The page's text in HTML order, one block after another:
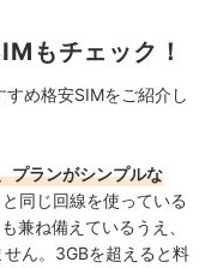
もチェック！
め格安SIMをご紹介し
プランがシンプルな
同じ回線を使っている
兼ね備えているうえ、
ん。 3GBを超えると料